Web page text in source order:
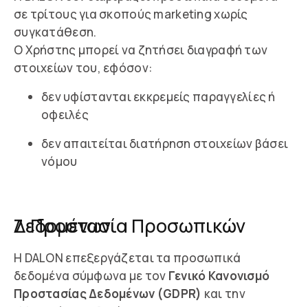
σε τρίτους για σκοπούς marketing χωρίς
συγκατάθεση.
Ο Χρήστης μπορεί να ζητήσει διαγραφή των
στοιχείων του, εφόσον:
δεν υφίστανται εκκρεμείς παραγγελίες ή
οφειλές
δεν απαιτείται διατήρηση στοιχείων βάσει
νόμου
7. Προστασία Προσωπικών Δεδομένων
Η DALON επεξεργάζεται τα προσωπικά
δεδομένα σύμφωνα με τον Γενικό Κανονισμό
Προστασίας Δεδομένων (GDPR) και την